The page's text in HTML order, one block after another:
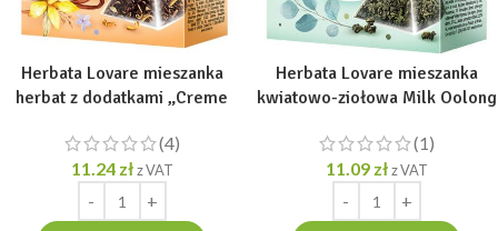
Herbata Lovare mieszanka
herbat z dodatkami „Creme
(4)
11.24 zł z VAT
Herbata Lovare mieszanka
kwiatowo-ziołowa Milk Oolong
(1)
11.09 zł z VAT